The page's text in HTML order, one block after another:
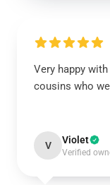
Very happy
cousins who
V Violet
Verified